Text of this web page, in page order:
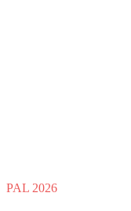
PAL 2026